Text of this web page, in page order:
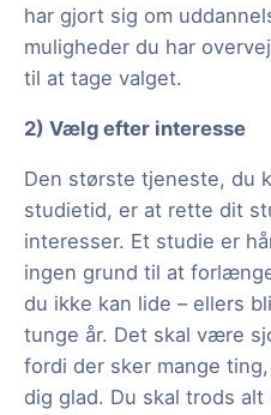
har gjort sig om
muligheder du har
til at tage valget.
2) Vælg efter interesse
Den største tjeneste, du
studietid, er at rette dit
interesser. Et studie er
ingen grund til at
du ikke kan lide – ellers
tunge år. Det skal være
fordi der sker mange
dig glad. Du skal trods